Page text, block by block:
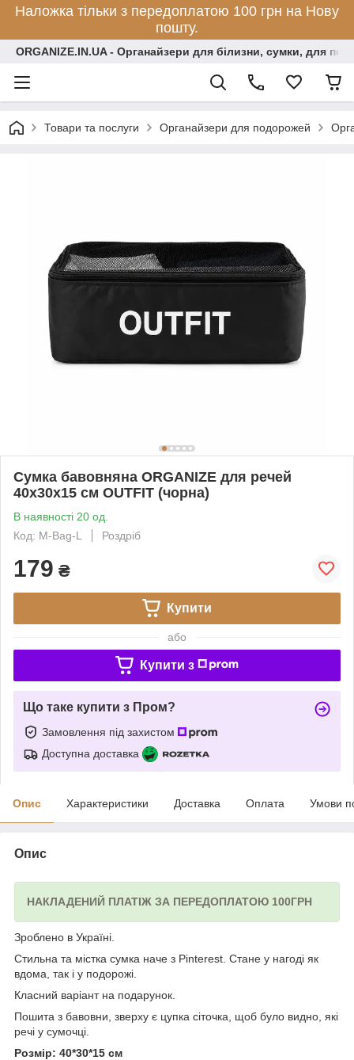
Наложка тільки з передоплатою 100 грн на Нову
пошту.
ORGANIZE.IN.UA - Органайзери для білизни, сумки, для
Товари та послуги Органайзери для подорожей
Сумка бавовняна ORGANIZE для речей
40х30х15 см OUTFIT (чорна)
В наявності 20 од.
Код: M-Bag-L
Роздріб
179 ₴
Купити
або
Купити з
Що таке купити з Пром?
Замовлення під захистом
Доступна доставка
Опис Характеристики Доставка Оплата Умови
Опис
НАКЛАДЕНИЙ ПЛАТІЖ ЗА ПЕРЕДОПЛАТОЮ 100ГРН
Зроблено в Україні.
Стильна та містка сумка наче з Pinterest. Стане у нагоді як
вдома, так і у подорожі.
Класний варіант на подарунок.
Пошита з бавовни, зверху є цупка сіточка, щоб було видно, які
речі у сумочці.
Розмір: 40*30*15 см